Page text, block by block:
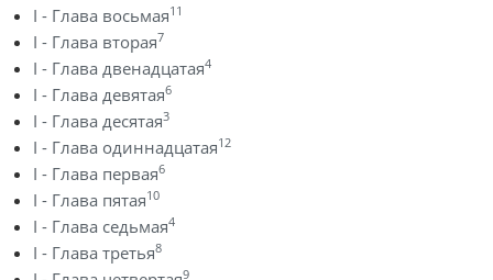
I - Глава восьмая11
I - Глава вторая7
I - Глава двенадцатая4
I - Глава девятая6
I - Глава десятая3
I - Глава одиннадцатая12
I - Глава первая6
I - Глава пятая10
I - Глава седьмая4
I - Глава третья8
9